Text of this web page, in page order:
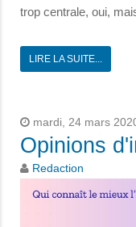
trop centrale, oui,
LIRE LA SUITE...
mardi, 24 mars
Opinions
Redaction